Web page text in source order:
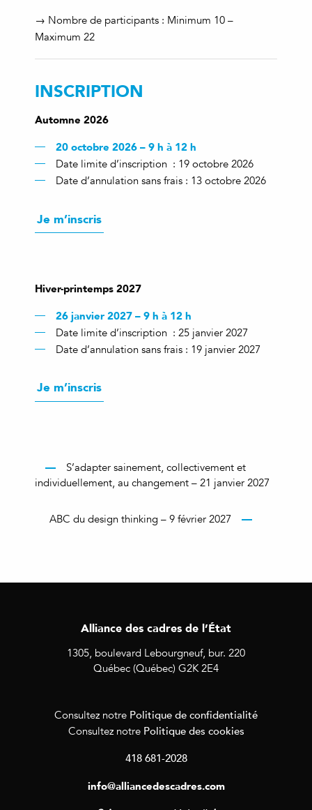
→ Nombre de participants : Minimum 10 –
Maximum 22
INSCRIPTION
Automne 2026
20 octobre 2026 – 9 h à 12 h
Date limite d’inscription : 19 octobre 2026
Date d’annulation sans frais : 13 octobre 2026
Je m’inscris
Hiver-printemps 2027
26 janvier 2027 – 9 h à 12 h
Date limite d’inscription : 25 janvier 2027
Date d’annulation sans frais : 19 janvier 2027
Je m’inscris
S’adapter sainement, collectivement et
individuellement, au changement – 21 janvier 2027
ABC du design thinking – 9 février 2027
Alliance des cadres de l’État
1305, boulevard Lebourgneuf, bur. 220
Québec (Québec) G2K 2E4
Consultez notre Politique de confidentialité
Consultez notre Politique des cookies
418 681-2028
info@alliancedescadres.com